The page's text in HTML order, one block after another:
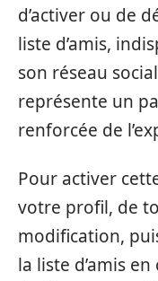
d’activer ou de
liste d’amis,
son réseau
représente un
renforcée de
Pour activer
votre profil, de
modification,
la liste d’amis